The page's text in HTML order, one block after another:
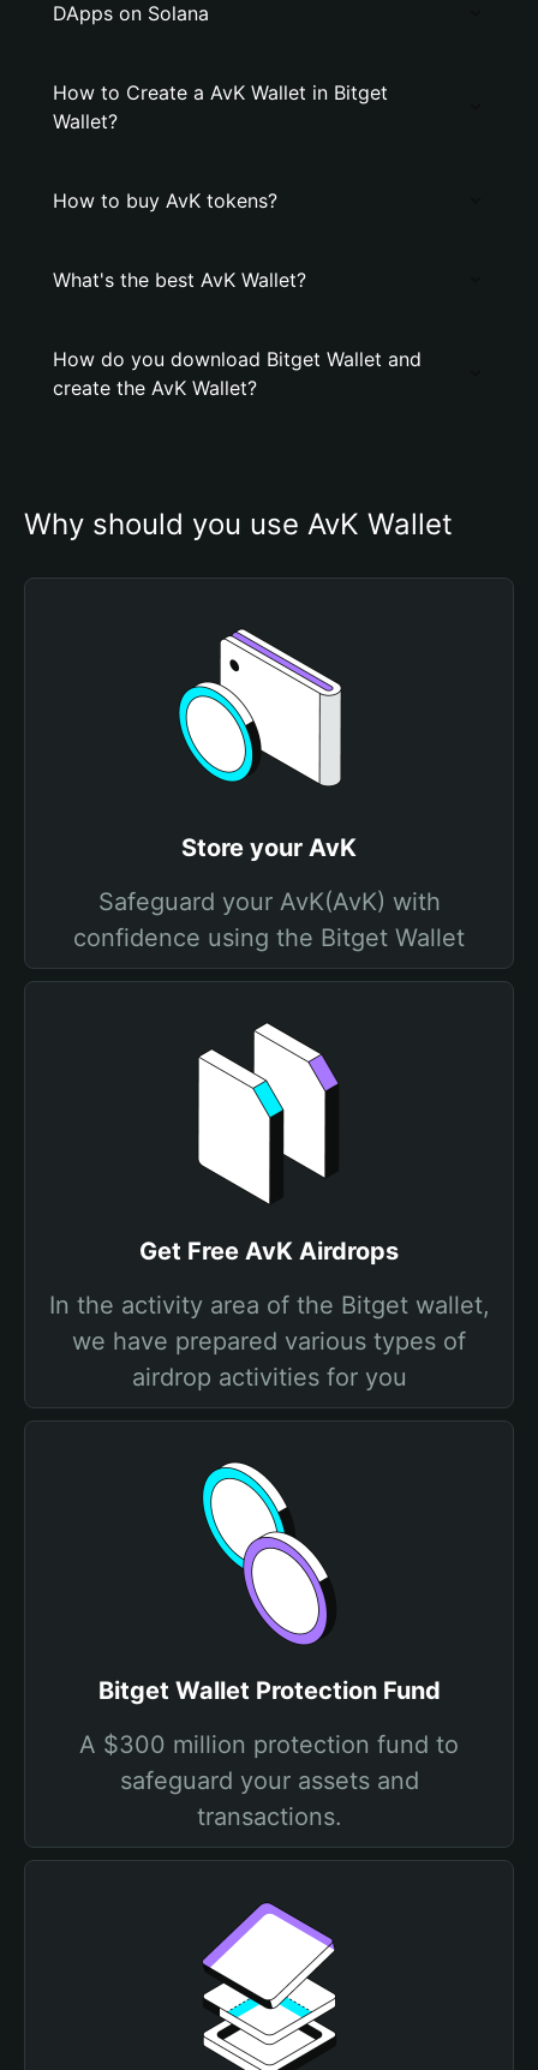
DApps on Solana
How to Create a AvK Wallet in Bitget
Wallet?
How to buy AvK tokens?
What's the best AvK Wallet?
How do you download Bitget Wallet and
create the AvK Wallet?
Why should you use AvK Wallet
Store your AvK
Safeguard your AvK(AvK) with
confidence using the Bitget Wallet
Get Free AvK Airdrops
In the activity area of the Bitget wallet,
we have prepared various types of
airdrop activities for you
Bitget Wallet Protection Fund
A $300 million protection fund to
safeguard your assets and
transactions.